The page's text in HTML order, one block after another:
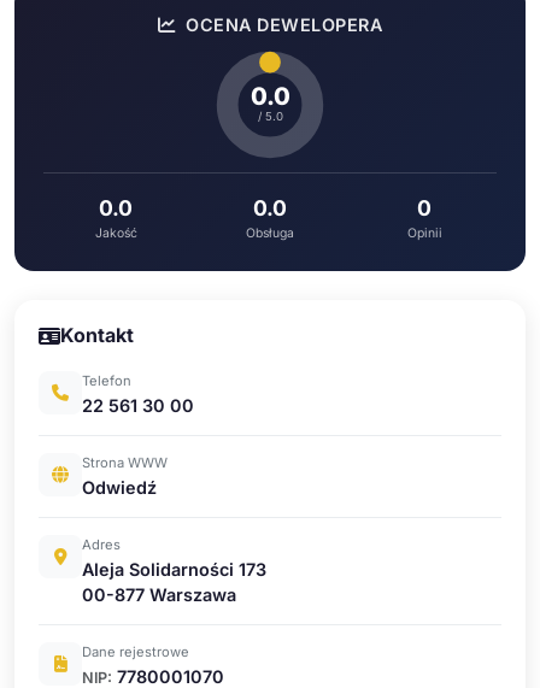
OCENA DEWELOPERA
0.0
/ 5.0
0.0
Jakość
0.0
Obsługa
0
Opinii
Kontakt
Telefon
22 561 30 00
Strona WWW
Odwiedź
Adres
Aleja Solidarności 173
00-877 Warszawa
Dane rejestrowe
NIP: 7780001070